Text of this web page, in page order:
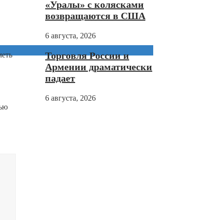
«Уралы» с колясками
возвращаются в США
6 августа, 2026
Торговля России и
Армении драматически
падает
6 августа, 2026